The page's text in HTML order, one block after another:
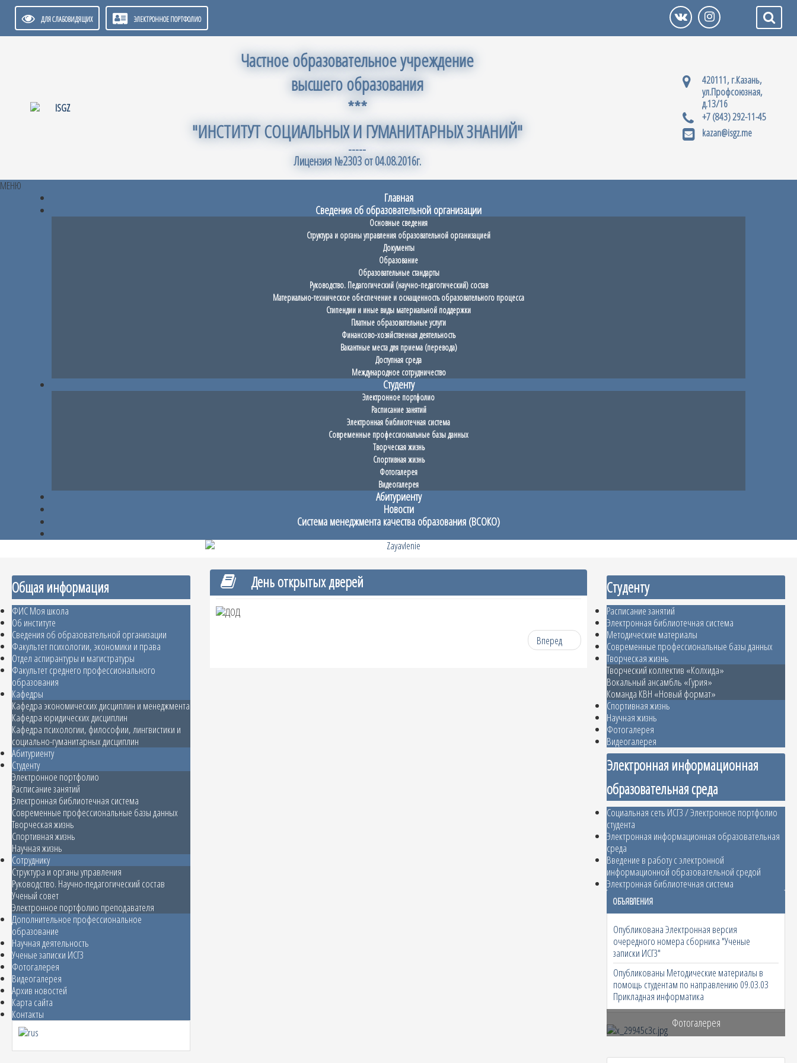
ДЛЯ СЛАБОВИДЯЩИХ ЭЛЕКТРОННОЕ ПОРТФОЛИО
Частное образовательное учреждение
высшего образования
***
"ИНСТИТУТ СОЦИАЛЬНЫХ И ГУМАНИТАРНЫХ ЗНАНИЙ"
-----
Лицензия №2303 от 04.08.2016г.
420111, г.Казань,
ул.Профсоюзная,
д.13/16
+7 (843) 292-11-45
kazan@isgz.me
МЕНЮ
Главная
Сведения об образовательной организации
Основные сведения
Структура и органы управления образовательной организацией
Документы
Образование
Образовательные стандарты
Руководство. Педагогический (научно-педагогический) состав
Материально-техническое обеспечение и оснащенность образовательного процесса
Стипендии и иные виды материальной поддержки
Платные образовательные услуги
Финансово-хозяйственная деятельность
Вакантные места для приема (перевода)
Доступная среда
Международное сотрудничество
Студенту
Электронное портфолио
Расписание занятий
Электронная библиотечная система
Современные профессиональные базы данных
Творческая жизнь
Спортивная жизнь
Фотогалерея
Видеогалерея
Абитуриенту
Новости
Система менеджмента качества образования (ВСОКО)
Общая информация
ФИС Моя школа
Об институте
Сведения об образовательной организации
Факультет психологии, экономики и права
Отдел аспирантуры и магистратуры
Факультет среднего профессионального
образования
Кафедры
Кафедра экономических дисциплин и менеджмента
Кафедра юридических дисциплин
Кафедра психологии, философии, лингвистики и
социально-гуманитарных дисциплин
Абитуриенту
Студенту
Электронное портфолио
Расписание занятий
Электронная библиотечная система
Современные профессиональные базы данных
Творческая жизнь
Спортивная жизнь
Научная жизнь
Сотруднику
Структура и органы управления
Руководство. Научно-педагогический состав
Ученый совет
Электронное портфолио преподавателя
Дополнительное профессиональное
образование
Научная деятельность
Ученые записки ИСГЗ
Фотогалерея
Видеогалерея
Архив новостей
Карта сайта
Контакты
День открытых дверей
Вперед
Студенту
Расписание занятий
Электронная библиотечная система
Методические материалы
Современные профессиональные базы данных
Творческая жизнь
Творческий коллектив «Колхида»
Вокальный ансамбль «Гурия»
Команда КВН «Новый формат»
Спортивная жизнь
Научная жизнь
Фотогалерея
Видеогалерея
Электронная информационная
образовательная среда
Социальная сеть ИСГЗ / Электронное портфолио
студента
Электронная информационная образовательная
среда
Введение в работу с электронной
информационной образовательной средой
Электронная библиотечная система
ОБЪЯВЛЕНИЯ
Опубликована Электронная версия
очередного номера сборника "Ученые
записки ИСГЗ"
Опубликованы Методические материалы в
помощь студентам по направлению 09.03.03
Прикладная информатика
Фотогалерея